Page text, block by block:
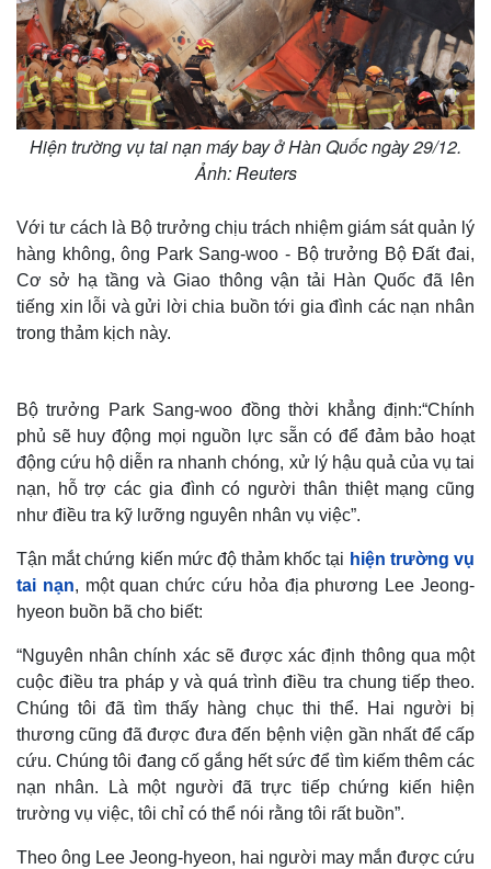
Thế giới
Quan sát
Cuộc sống đó đây
Hồ sơ
Multimedia
Video
Ảnh
E-Magazine
Infographic
Hiện trường vụ tai nạn máy bay ở Hàn Quốc ngày 29/12.
Ảnh: Reuters
Với tư cách là Bộ trưởng chịu trách nhiệm giám sát quản lý
hàng không, ông Park Sang-woo - Bộ trưởng Bộ Đất đai,
Cơ sở hạ tầng và Giao thông vận tải Hàn Quốc đã lên
tiếng xin lỗi và gửi lời chia buồn tới gia đình các nạn nhân
trong thảm kịch này.
Bộ trưởng Park Sang-woo đồng thời khẳng định:“Chính
phủ sẽ huy động mọi nguồn lực sẵn có để đảm bảo hoạt
động cứu hộ diễn ra nhanh chóng, xử lý hậu quả của vụ tai
nạn, hỗ trợ các gia đình có người thân thiệt mạng cũng
như điều tra kỹ lưỡng nguyên nhân vụ việc”.
Tận mắt chứng kiến mức độ thảm khốc tại hiện trường vụ
tai nạn, một quan chức cứu hỏa địa phương Lee Jeong-
hyeon buồn bã cho biết:
“Nguyên nhân chính xác sẽ được xác định thông qua một
cuộc điều tra pháp y và quá trình điều tra chung tiếp theo.
Chúng tôi đã tìm thấy hàng chục thi thể. Hai người bị
thương cũng đã được đưa đến bệnh viện gần nhất để cấp
cứu. Chúng tôi đang cố gắng hết sức để tìm kiếm thêm các
nạn nhân. Là một người đã trực tiếp chứng kiến hiện
trường vụ việc, tôi chỉ có thể nói rằng tôi rất buồn”.
Theo ông Lee Jeong-hyeon, hai người may mắn được cứu